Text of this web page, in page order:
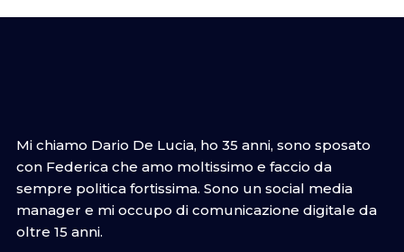
Mi chiamo Dario De Lucia, ho 35 anni, sono sposato
con Federica che amo moltissimo e faccio da
sempre politica fortissima. Sono un social media
manager e mi occupo di comunicazione digitale da
oltre 15 anni.